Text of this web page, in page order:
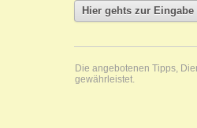
Die angebotenen Tipps,
gewährleistet.